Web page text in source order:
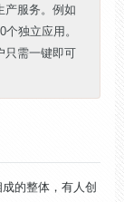
产服务。例如
独立应用。
只需一键即可
的整体，有人创